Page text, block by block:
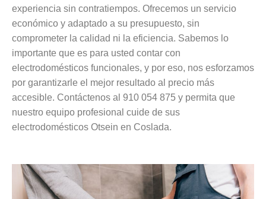
experiencia sin contratiempos. Ofrecemos un servicio
económico y adaptado a su presupuesto, sin
comprometer la calidad ni la eficiencia. Sabemos lo
importante que es para usted contar con
electrodomésticos funcionales, y por eso, nos esforzamos
por garantizarle el mejor resultado al precio más
accesible. Contáctenos al 910 054 875 y permita que
nuestro equipo profesional cuide de sus
electrodomésticos Otsein en Coslada.